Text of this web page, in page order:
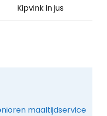
Kipvink in jus
maaltijdservice